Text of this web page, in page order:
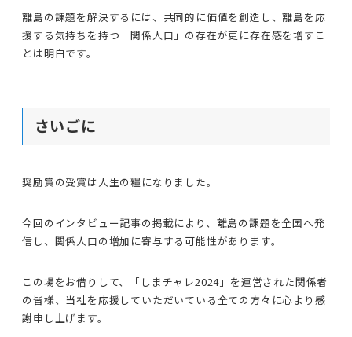
離島の課題を解決するには、共同的に価値を創造し、離島を応
援する気持ちを持つ「関係人口」の存在が更に存在感を増すこ
とは明白です。
さいごに
奨励賞の受賞は人生の糧になりました。
今回のインタビュー記事の掲載により、離島の課題を全国へ発
信し、関係人口の増加に寄与する可能性があります。
この場をお借りして、「しまチャレ2024」を運営された関係者
の皆様、当社を応援していただいている全ての方々に心より感
謝申し上げます。